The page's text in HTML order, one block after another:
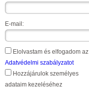
E-mail:
Elolvastam és elfogadom az
Adatvédelmi szabályzatot
Hozzájárulok személyes
adataim kezeléséhez